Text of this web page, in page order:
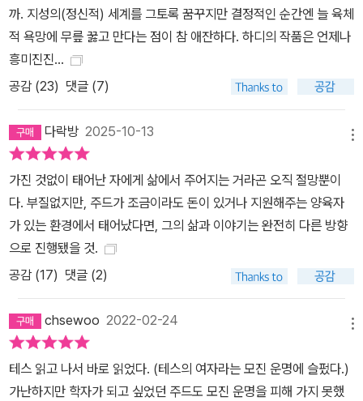
까. 지성의(정신적) 세계를 그토록 꿈꾸지만 결정적인 순간엔 늘 육체
적 욕망에 무릎 꿇고 만다는 점이 참 애잔하다. 하디의 작품은 언제나
흥미진진…
공감 (23) 댓글 (7)
다락방 2025-10-13
가진 것없이 태어난 자에게 삶에서 주어지는 거라곤 오직 절망뿐이
다. 부질없지만, 주드가 조금이라도 돈이 있거나 지원해주는 양육자
가 있는 환경에서 태어났다면, 그의 삶과 이야기는 완전히 다른 방향
으로 진행됐을 것.
공감 (17) 댓글 (2)
chsewoo 2022-02-24
테스 읽고 나서 바로 읽었다. (테스의 여자라는 모진 운명에 슬펐다.)
가난하지만 학자가 되고 싶었던 주드도 모진 운명을 피해 가지 못했